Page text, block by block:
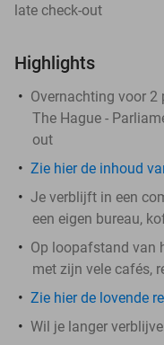
late check-out
Highlights
Overnachting voor 2
The Hague -
out
Zie hier de inhoud
Je verblijft in een
een eigen bureau,
Op loopafstand van
met zijn vele cafés,
Zie hier de lovende
Wil je langer